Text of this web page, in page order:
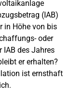
(IAB)
in Höhe von bis
oder
IAB des Jahres
er erhalten?
ist ernsthaft